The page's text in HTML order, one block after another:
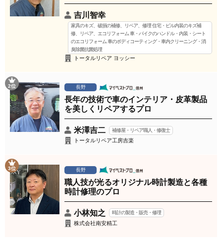
吉川智幸
家具のキズ、破損の補修、リペア、修理 住宅・ビル内装のキズ補
修、リペア、エコリフォーム 車・バイクのハンドル・内装・シート
のエコリフォーム 車のボディコーティング・車内クリーニング・消
臭除菌抗菌処理
トータルリペア ヨッシー
2位 長野
長年の技術で車のインテリア・皮革製品
を美しくリペアするプロ
米澤吉二 補修屋・リペア職人・修復士
トータルリペア工房吉楽
3位 長野
職人技が光るオリジナル時計製造と各種
時計修理のプロ
小林知之 時計の製造・販売・修理
株式会社南安精工